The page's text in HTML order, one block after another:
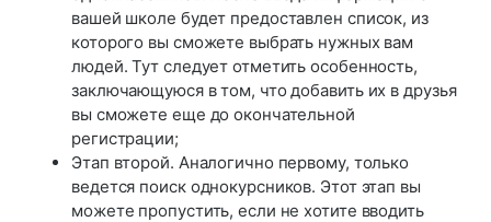
вашей школе будет предоставлен список, из
которого вы сможете выбрать нужных вам
людей. Тут следует отметить особенность,
заключающуюся в том, что добавить их в друзья
вы сможете еще до окончательной
регистрации;
Этап второй. Аналогично первому, только
ведется поиск однокурсников. Этот этап вы
можете пропустить, если не хотите вводить